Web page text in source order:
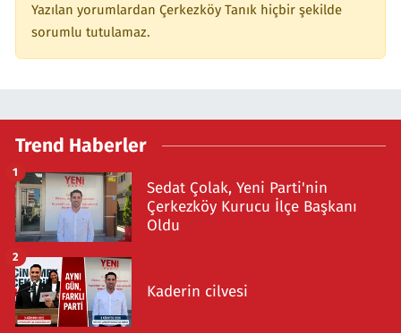
Yazılan yorumlardan Çerkezköy Tanık hiçbir şekilde
sorumlu tutulamaz.
Trend Haberler
Sedat Çolak, Yeni Parti'nin
Çerkezköy Kurucu İlçe Başkanı
Oldu
1
Kaderin cilvesi
2